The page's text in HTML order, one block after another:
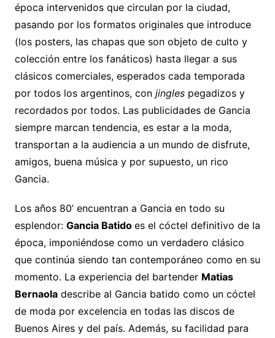
época intervenidos que circulan por la ciudad,
pasando por los formatos originales que introduce
(los posters, las chapas que son objeto de culto y
colección entre los fanáticos) hasta llegar a sus
clásicos comerciales, esperados cada temporada
por todos los argentinos, con jingles pegadizos y
recordados por todos. Las publicidades de Gancia
siempre marcan tendencia, es estar a la moda,
transportan a la audiencia a un mundo de disfrute,
amigos, buena música y por supuesto, un rico
Gancia.
Los años 80’ encuentran a Gancia en todo su
esplendor: Gancia Batido es el cóctel definitivo de la
época, imponiéndose como un verdadero clásico
que continúa siendo tan contemporáneo como en su
momento. La experiencia del bartender Matias
Bernaoladescribe al Gancia batido como un cóctel
de moda por excelencia en todas las discos de
Buenos Aires y del país. Además, su facilidad para